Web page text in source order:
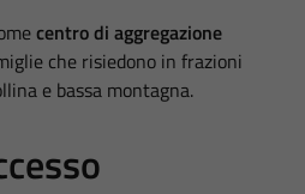
centro di aggregazione
che risiedono in frazioni
e bassa montagna.